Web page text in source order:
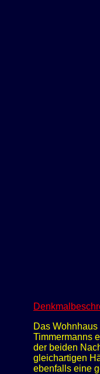
Das
Timmermanns
der beiden
gleichartigen
ebenfalls eine